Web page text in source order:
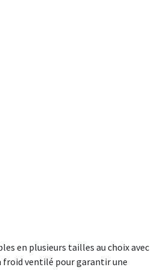
en plusieurs tailles au choix avec
froid ventilé pour garantir une